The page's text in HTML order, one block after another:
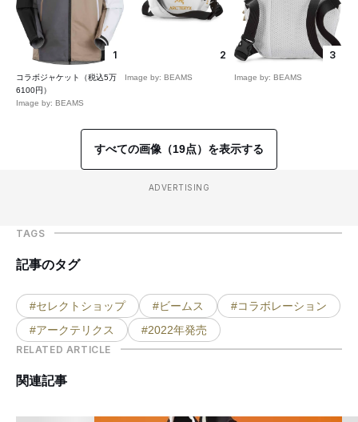
1
コラボジャケット（税込5万
6100円）
Image by: BEAMS
2
Image by: BEAMS
3
Image by: BEAMS
すべての画像（19点）を表示する
ADVERTISING
TAGS
記事のタグ
#セレクトショップ #ビームス
#コラボレーション
#アークテリクス
#2022年発売
RELATED ARTICLE
関連記事